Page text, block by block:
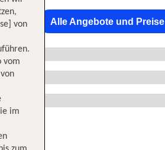
Alle Angebote und Preise
von
vom
im